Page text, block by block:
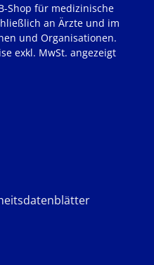
Shop für medizinische
an Ärzte und im
und Organisationen.
exkl. MwSt. angezeigt